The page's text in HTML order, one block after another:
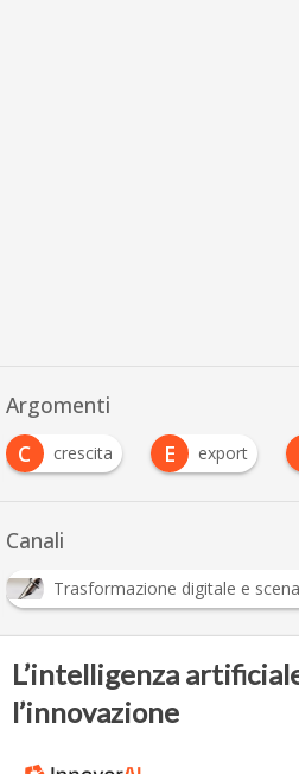
Argomenti
C crescita E export
Canali
Trasformazione digitale e
L’intelligenza
l’innovazione